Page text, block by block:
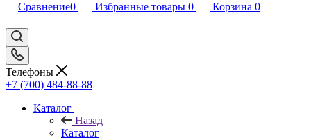
Сравнение0 Избранные товары 0 Корзина 0
Телефоны
+7 (700) 484-88-88
Каталог
Назад
Каталог